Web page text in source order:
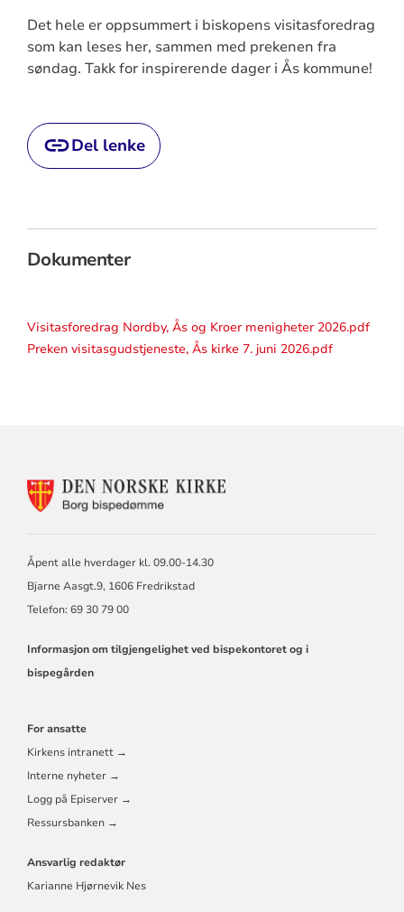
Det hele er oppsummert i biskopens visitasforedrag
som kan leses her, sammen med prekenen fra
søndag. Takk for inspirerende dager i Ås kommune!
Del lenke
Dokumenter
Visitasforedrag Nordby, Ås og Kroer menigheter 2026.pdf
Preken visitasgudstjeneste, Ås kirke 7. juni 2026.pdf
KONTAKTINFORMASJON
Åpent alle hverdager kl. 09.00-14.30
Bjarne Aasgt.9, 1606 Fredrikstad
Telefon: 69 30 79 00
Informasjon om tilgjengelighet ved bispekontoret og i
bispegården
For ansatte
Kirkens intranett →
Interne nyheter →
Logg på Episerver →
Ressursbanken →
Ansvarlig redaktør
Karianne Hjørnevik Nes